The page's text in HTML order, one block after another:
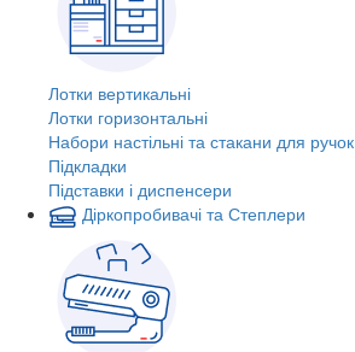
Лотки вертикальні
Лотки горизонтальні
Набори настільні та стакани для ручок
Підкладки
Підставки і диспенсери
Діркопробивачі та Степлери